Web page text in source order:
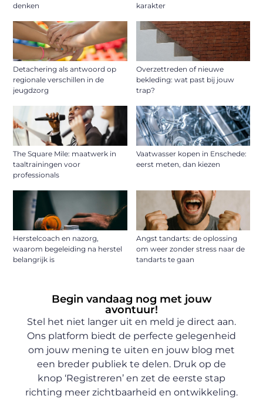
denken karakter
Detachering als antwoord op
regionale verschillen in de
jeugdzorg
Overzettreden of nieuwe
bekleding: wat past bij jouw
trap?
The Square Mile: maatwerk in
taaltrainingen voor
professionals
Vaatwasser kopen in Enschede:
eerst meten, dan kiezen
Herstelcoach en nazorg,
waarom begeleiding na herstel
belangrijk is
Angst tandarts: de oplossing
om weer zonder stress naar de
tandarts te gaan
Begin vandaag nog met jouw
avontuur!
Stel het niet langer uit en meld je direct aan.
Ons platform biedt de perfecte gelegenheid
om jouw mening te uiten en jouw blog met
een breder publiek te delen. Druk op de
knop ‘Registreren’ en zet de eerste stap
richting meer zichtbaarheid en ontwikkeling.